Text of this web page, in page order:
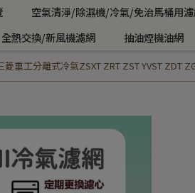
空氣清淨/除濕機/冷氣/免治馬桶用
全熱交換/新風機濾網 抽油煙機油網
重工分離式冷氣ZSXT ZRT ZST YVST ZDT